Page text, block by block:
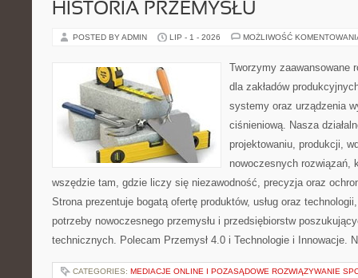
HISTORIA PRZEMYSŁU
POSTED BY ADMIN LIP - 1 - 2026 MOŻLIWOŚĆ
Tworzymy zaawansowane
dla zakładów
systemy oraz urządzenia
ciśnieniową. Nasza
projektowaniu, produkcji,
nowoczesnych rozwiązań,
wszędzie tam, gdzie liczy się niezawodność, precyzja oraz
Strona prezentuje bogatą ofertę produktów, usług oraz
potrzeby nowoczesnego przemysłu i przedsiębiorstw
technicznych. Polecam Przemysł 4.0 i Technologie i Innowacje.
CATEGORIES: MEDIACJE ONLINE I POZASĄDOWE ROZWIĄZYWANIE